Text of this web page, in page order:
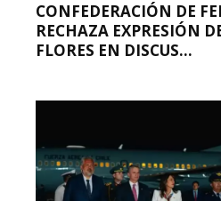
CONFEDERACIÓN DE
RECHAZA EXPRESIÓN
FLORES EN DISCUS...